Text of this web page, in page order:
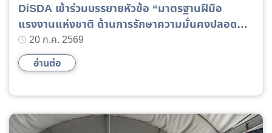
DiSDA เข้าร่วมบรรยายหัวข้อ “มาตรฐานฝีมือ
แรงงานแห่งชาติ ด้านการรักษาความมั่นคงปลอดภัย
ไซเบอร์”
20 ก.ค. 2569
อ่านต่อ